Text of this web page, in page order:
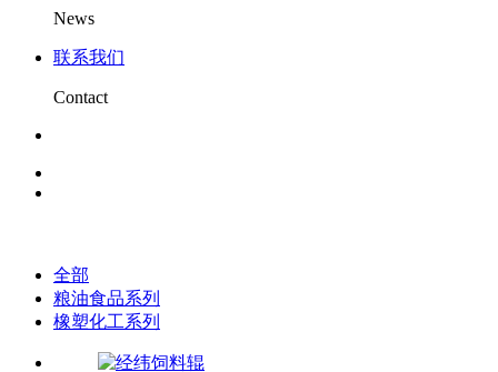
News
联系我们
Contact
全部
粮油食品系列
橡塑化工系列